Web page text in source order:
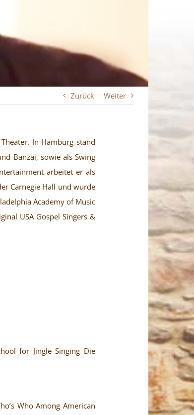
Zurück Weiter
In Hamburg stand
Banzai, sowie als Swing
arbeitet er als
Carnegie Hall und wurde
Academy of Music
USA Gospel Singers &
for Jingle Singing Die
Who Among American